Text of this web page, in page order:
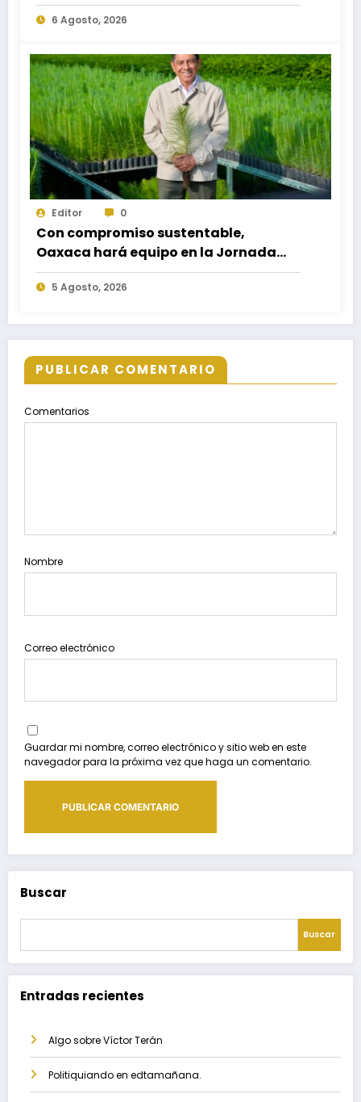
necesidades educativas de los
egresados de escuelas del nivel medio
6 Agosto, 2026
Editor 0
Con compromiso sustentable,
Oaxaca hará equipo en la Jornada
Nacional de Reforestación 2026
5 Agosto, 2026
PUBLICAR COMENTARIO
Comentarios
Nombre
Correo electrónico
Guardar mi nombre, correo electrónico y sitio web en este
navegador para la próxima vez que haga un comentario.
Buscar
Buscar
Entradas recientes
Algo sobre Víctor Terán
Politiquiando en edtamañana.